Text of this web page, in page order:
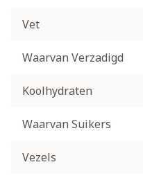
Vet
Waarvan Verzadigd
Koolhydraten
Waarvan Suikers
Vezels